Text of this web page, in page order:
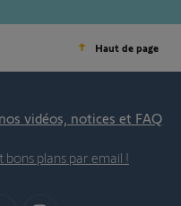
Haut de page
vidéos, notices et FAQ
bons plans par email !